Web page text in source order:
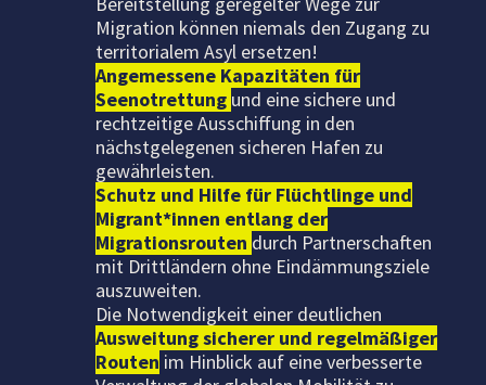
Migration können niemals den Zugang zu
territorialem Asyl ersetzen!
Angemessene Kapazitäten für
Seenotrettung und eine sichere und
rechtzeitige Ausschiffung in den
nächstgelegenen sicheren Hafen zu
gewährleisten.
Schutz und Hilfe für Flüchtlinge und
Migrant*innen entlang der
Migrationsrouten durch Partnerschaften
mit Drittländern ohne Eindämmungsziele
auszuweiten.
Die Notwendigkeit einer deutlichen
Ausweitung sicherer und regelmäßiger
Routen im Hinblick auf eine verbesserte